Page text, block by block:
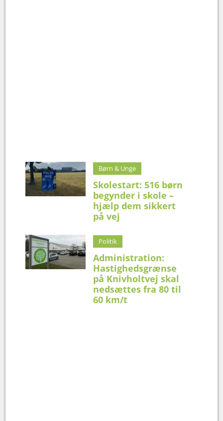
Børn & Unge
Skolestart: 516 børn
begynder i skole –
hjælp dem sikkert
på vej
Politik
Administration:
Hastighedsgrænse
på Knivholtvej skal
nedsættes fra 80 til
60 km/t